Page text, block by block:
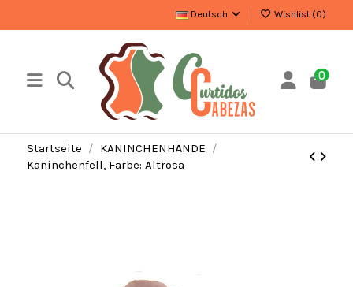
Deutsch Wishlist (0)
0
Startseite
KANINCHENHÄNDE
Kaninchenfell, Farbe: Altrosa